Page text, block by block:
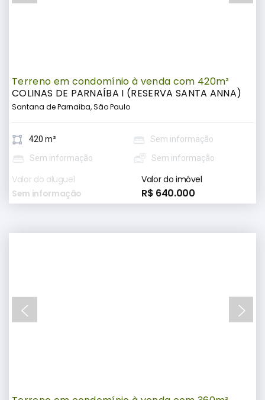
Terreno em condomínio à venda com 420m²
COLINAS DE PARNAÍBA I (RESERVA SANTA ANNA)
Santana de Parnaiba, São Paulo
420 m²
Sem informação
Sem informação
Sem informação
Valor do aluguel
Sem informação
Valor do imóvel
R$ 640.000